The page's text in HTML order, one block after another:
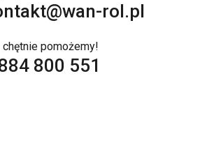
rol.pl
chętnie pomożemy!
800 551